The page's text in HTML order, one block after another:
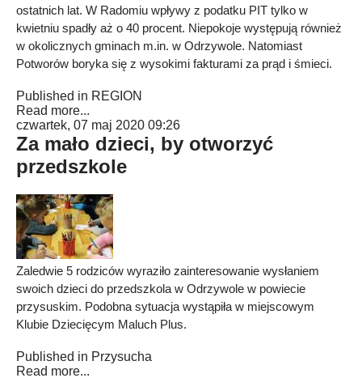
ostatnich lat. W Radomiu wpływy z podatku PIT tylko w
kwietniu spadły aż o 40 procent. Niepokoje występują również
w okolicznych gminach m.in. w Odrzywole. Natomiast
Potworów boryka się z wysokimi fakturami za prąd i śmieci.
Published in REGION
Read more...
czwartek, 07 maj 2020 09:26
Za mało dzieci, by otworzyć
przedszkole
Zaledwie 5 rodziców wyraziło zainteresowanie wysłaniem
swoich dzieci do przedszkola w Odrzywole w powiecie
przysuskim. Podobna sytuacja wystąpiła w miejscowym
Klubie Dziecięcym Maluch Plus.
Published in Przysucha
Read more...